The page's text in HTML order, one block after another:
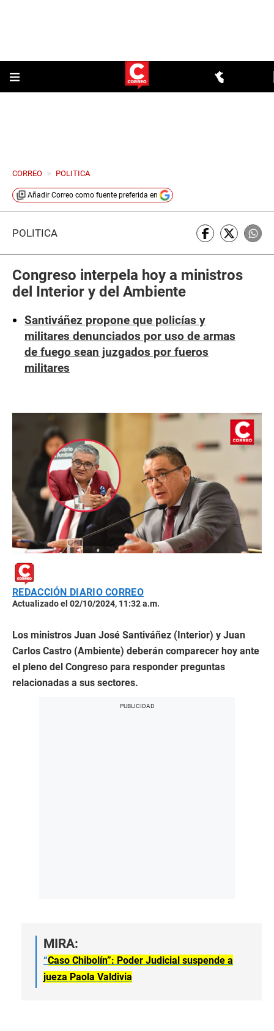
CORREO > POLITICA
Añadir Correo como fuente preferida en
POLÍTICA
Congreso interpela hoy a ministros
del Interior y del Ambiente
Santiváñez propone que policías y
militares denunciados por uso de armas
de fuego sean juzgados por fueros
militares
REDACCIÓN DIARIO CORREO
Actualizado el 02/10/2024, 11:32 a.m.
Los ministros Juan José Santiváñez (Interior) y Juan
Carlos Castro (Ambiente) deberán comparecer hoy ante
el pleno del Congreso para responder preguntas
relacionadas a sus sectores.
MIRA:
“Caso Chibolín”: Poder Judicial suspende a
jueza Paola Valdivia